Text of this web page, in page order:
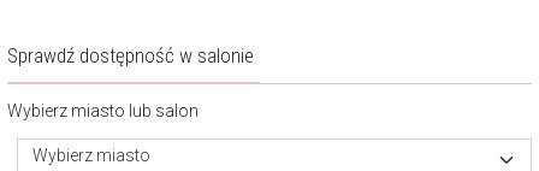
Sprawdź dostępność w salonie
Wybierz miasto lub salon
Wybierz miasto